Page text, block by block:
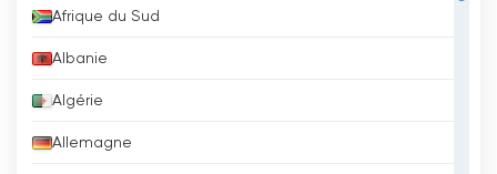
Afrique du Sud
Albanie
Algérie
Allemagne